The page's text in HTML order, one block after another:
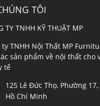
TÔI
TY TNHH KỸ THUẬT MP
ty TNHH Nội Thất MP
sản phẩm về nội thất cho
tế
125 Lê Đức Thọ, Phường
Hồ Chí Minh